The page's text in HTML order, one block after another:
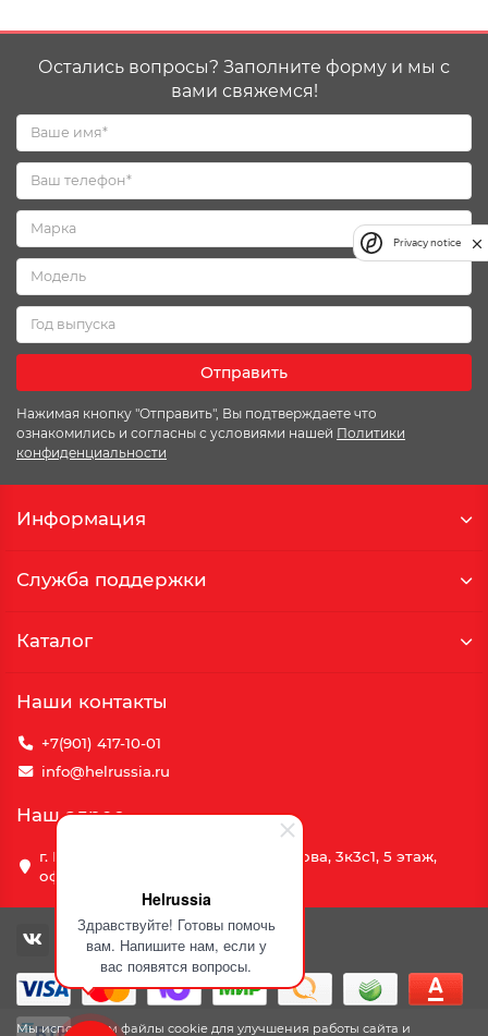
Helrussia
Здравствуйте! Готовы помочь
вам. Напишите нам, если у
вас появятся вопросы.
Мы используем файлы cookie для улучшения работы сайта и
Остались вопросы? Заполните форму и мы с
вами свяжемся!
Отправить
Нажимая кнопку "Отправить", Вы подтверждаете что
ознакомились и согласны с условиями нашей Политики
конфиденциальности
Информация
Служба поддержки
Каталог
Наши контакты
+7(901) 417-10-01
info@helrussia.ru
Наш адрес
г. Москва, улица Василия Петушкова, 3к3c1, 5 этаж,
офис 69
Privacy notice